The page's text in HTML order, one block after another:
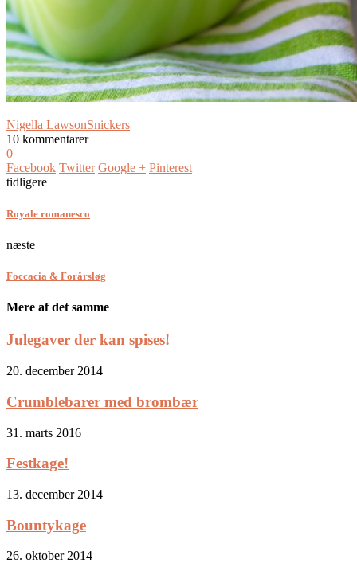
Nigella LawsonSnickers
10 kommentarer
0
Facebook Twitter Google + Pinterest
tidligere
Royale romanesco
næste
Foccacia & Forårsløg
Mere af det samme
Julegaver der kan spises!
20. december 2014
Crumblebarer med brombær
31. marts 2016
Festkage!
13. december 2014
Bountykage
26. oktober 2014